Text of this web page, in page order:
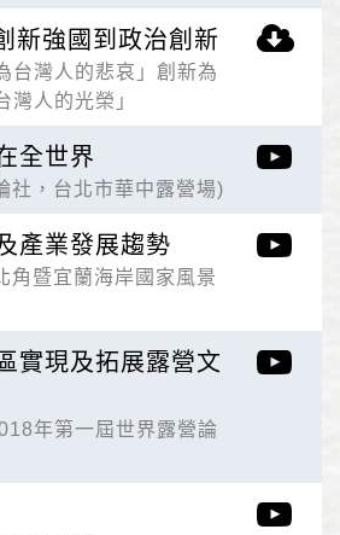
新強國到政治創新
台灣人的悲哀」創新為
灣人的光榮」
全世界
社，台北市華中露營場)
產業發展趨勢
角暨宜蘭海岸國家風景
實現及拓展露營文
年第一屆世界露營論